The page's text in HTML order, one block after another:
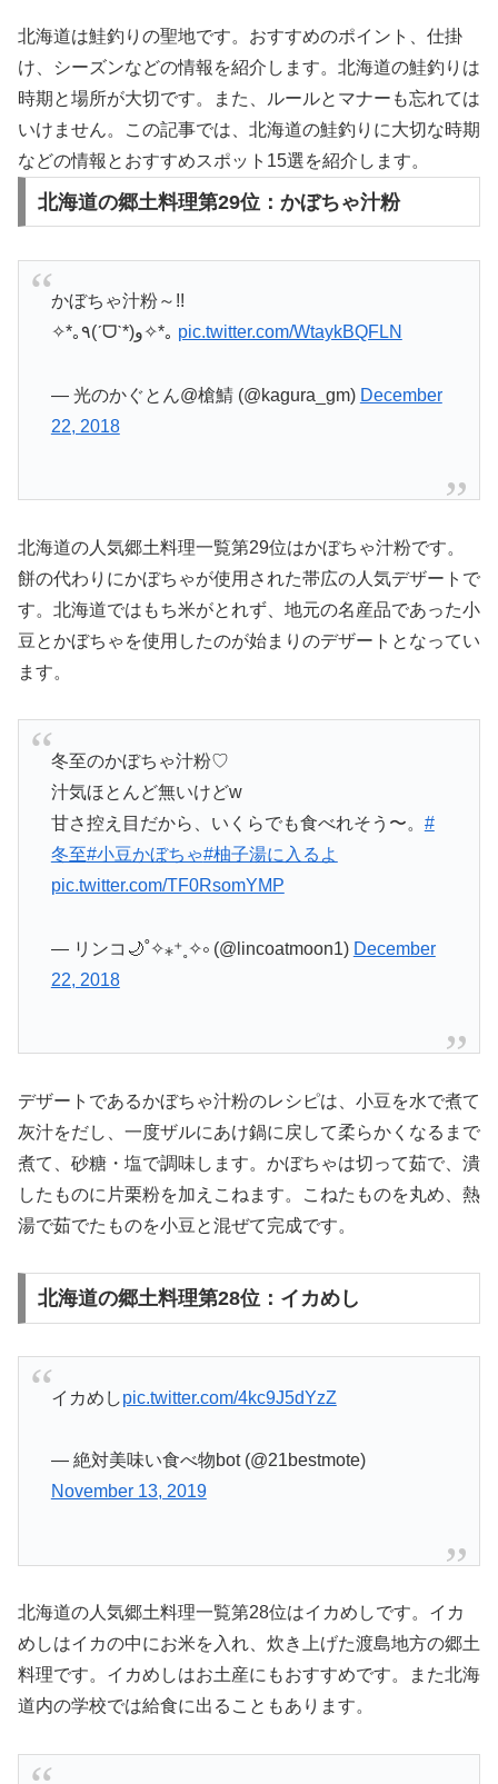
北海道は鮭釣りの聖地です。おすすめのポイント、仕掛
け、シーズンなどの情報を紹介します。北海道の鮭釣りは
時期と場所が大切です。また、ルールとマナーも忘れては
いけません。この記事では、北海道の鮭釣りに大切な時期
などの情報とおすすめスポット15選を紹介します。
北海道の郷土料理第29位：かぼちゃ汁粉
かぼちゃ汁粉～!!
✧*｡٩(ˊᗜˋ*)و✧*｡ pic.twitter.com/WtaykBQFLN
— 光のかぐとん@槍鯖 (@kagura_gm) December
22, 2018
北海道の人気郷土料理一覧第29位はかぼちゃ汁粉です。
餅の代わりにかぼちゃが使用された帯広の人気デザートで
す。北海道ではもち米がとれず、地元の名産品であった小
豆とかぼちゃを使用したのが始まりのデザートとなってい
ます。
冬至のかぼちゃ汁粉♡
汁気ほとんど無いけどw
甘さ控え目だから、いくらでも食べれそう〜。 #
冬至#小豆かぼちゃ#柚子湯に入るよ
pic.twitter.com/TF0RsomYMP
— リンコ🌙˚✧⁎⁺˳✧༚ (@lincoatmoon1) December
22, 2018
デザートであるかぼちゃ汁粉のレシピは、小豆を水で煮て
灰汁をだし、一度ザルにあけ鍋に戻して柔らかくなるまで
煮て、砂糖・塩で調味します。かぼちゃは切って茹で、潰
したものに片栗粉を加えこねます。こねたものを丸め、熱
湯で茹でたものを小豆と混ぜて完成です。
北海道の郷土料理第28位：イカめし
イカめしpic.twitter.com/4kc9J5dYzZ
— 絶対美味い食べ物bot (@21bestmote)
November 13, 2019
北海道の人気郷土料理一覧第28位はイカめしです。イカ
めしはイカの中にお米を入れ、炊き上げた渡島地方の郷土
料理です。イカめしはお土産にもおすすめです。また北海
道内の学校では給食に出ることもあります。